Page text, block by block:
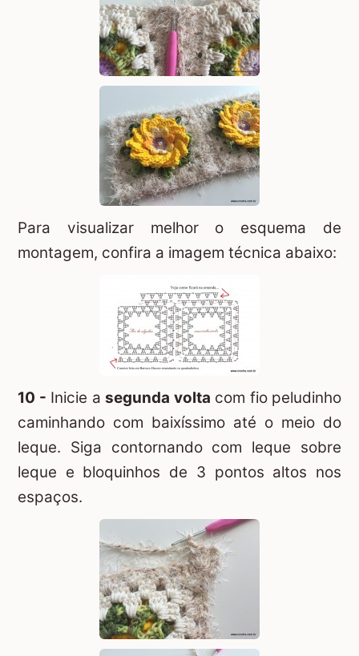
Para visualizar melhor o esquema de
montagem, confira a imagem técnica abaixo:
10 - Inicie a segunda volta com fio peludinho
caminhando com baixíssimo até o meio do
leque. Siga contornando com leque sobre
leque e bloquinhos de 3 pontos altos nos
espaços.